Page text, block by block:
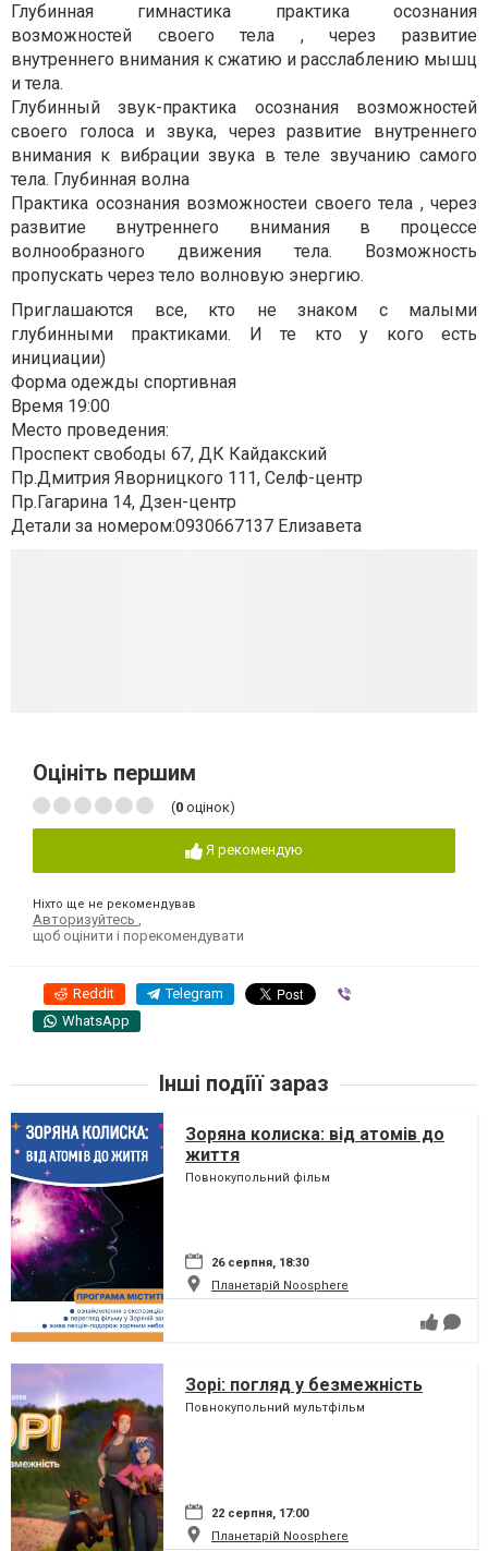
Глубинная гимнастика практика осознания
возможностей своего тела , через развитие
внутреннего внимания к сжатию и расслаблению мышц
и тела.
Глубинный звук-практика осознания возможностей
своего голоса и звука, через развитие внутреннего
внимания к вибрации звука в теле звучанию самого
тела. Глубинная волна
Практика осознания возможностеи своего тела , через
развитие внутреннего внимания в процессе
волнообразного движения тела. Возможность
пропускать через тело волновую энергию.
Приглашаются все, кто не знаком с малыми
глубинными практиками. И те кто у кого есть
инициации)
Форма одежды спортивная
Время 19:00
Место проведения:
Проспект свободы 67, ДК Кайдакский
Пр.Дмитрия Яворницкого 111, Селф-центр
Пр.Гагарина 14, Дзен-центр
Детали за номером:0930667137 Елизавета
Оцініть першим
(0 оцінок)
Я рекомендую
Ніхто ще не рекомендував
Авторизуйтесь
щоб оцінити і порекомендувати
Reddit Telegram
WhatsApp
Інші подіїї зараз
Зоряна колиска: від атомів до
життя
Повнокупольний фільм
26 серпня, 18:30
Планетарій Noosphere
Зорі: погляд у безмежність
Повнокупольний мультфільм
22 серпня, 17:00
Планетарій Noosphere